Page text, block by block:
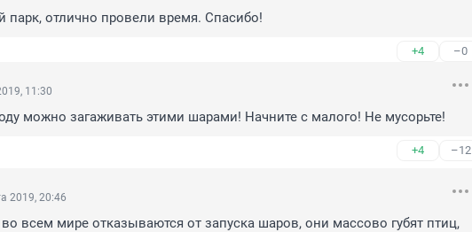
парк, отлично провели время. Спасибо!
+4 –0
11:30
можно загаживать этими шарами! Начните с малого! Не мусорьте!
+4 –12
2019, 20:46
всем мире отказываются от запуска шаров, они массово губят птиц,